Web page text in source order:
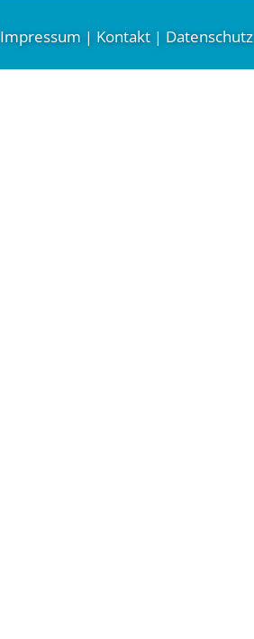
Impressum | Kontakt | Datenschutz